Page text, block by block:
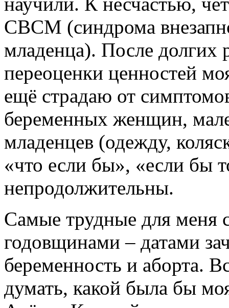
СВСМ (синдрома
младенца). После
переоценки ценностей
ещё страдаю от
беременных женщин,
младенцев (одежду,
«что если бы», «если бы
непродолжительны.
Самые трудные для меня
годовщинами – датами
беременность и аборта.
думать, какой была бы